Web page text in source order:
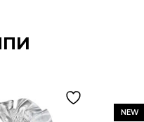
NEW